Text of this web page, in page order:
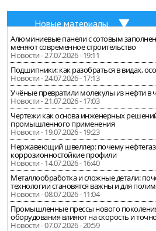
Новые материалы
Алюминиевые панели с сотовым
меняют современное строительство
Новости - 27.07.2026 - 19:11
Подшипники: как разобраться в видах,
Новости - 24.07.2026 - 17:13
Учёные превратили молекулы из нефти в
Новости - 21.07.2026 - 17:03
Чертежи как основа инженерных
промышленного применения
Новости - 19.07.2026 - 19:23
Нержавеющий швеллер: почему
коррозионностойкие профили
Новости - 14.07.2026 - 16:40
Металлообработка и сложные детали:
технологии становятся важны и для
Новости - 08.07.2026 - 11:04
Промышленные прессы нового
оборудования влияют на скорость и
Новости - 07.07.2026 - 20:59